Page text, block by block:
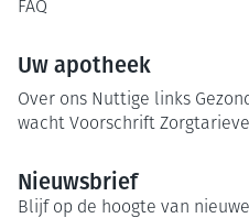
FAQ
Uw apotheek
Over ons Nuttige links
wacht Voorschrift
Nieuwsbrief
Blijf op de hoogte van